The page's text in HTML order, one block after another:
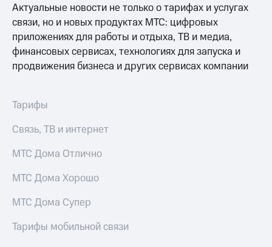
МТС
о технологиях
Достижения
Контакты
Пригласить
Корпоративное
Актуальные новости не только о тарифах и услугах
связи, но и новых продуктах МТС: цифровых
приложениях для работы и отдыха, ТВ и медиа,
финансовых сервисах, технологиях для запуска и
продвижения бизнеса и других сервисах компании
Тарифы
Связь, ТВ и интернет
МТС Дома Отлично
МТС Дома Хорошо
МТС Дома Супер
Тарифы мобильной связи